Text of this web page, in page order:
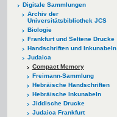
Digitale Sammlungen
Archiv der
Universitätsbibliothek JCS
Biologie
Frankfurt und Seltene Drucke
Handschriften und Inkunabeln
Judaica
Compact Memory
Freimann-Sammlung
Hebräische Handschriften
Hebräische Inkunabeln
Jiddische Drucke
Judaica Frankfurt